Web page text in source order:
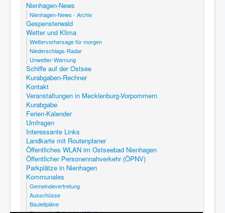
Nienhagen-News
Nienhagen-News - Archiv
Gespensterwald
Wetter und Klima
Wettervorhersage für morgen
Niederschlags-Radar
Unwetter-Warnung
Schiffe auf der Ostsee
Kurabgaben-Rechner
Kontakt
Veranstaltungen in Mecklenburg-Vorpommern
Kurabgabe
Ferien-Kalender
Umfragen
Interessante Links
Landkarte mit Routenplaner
Öffentliches WLAN im Ostseebad Nienhagen
Öffentlicher Personennahverkehr (ÖPNV)
Parkplätze in Nienhagen
Kommunales
Gemeindevertretung
Ausschüsse
Bauleitpläne